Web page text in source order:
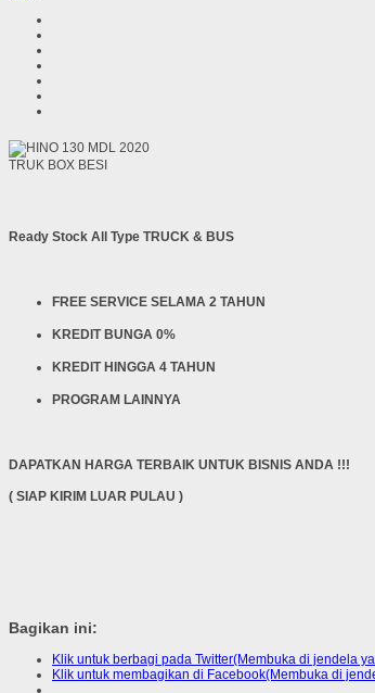
TRUK BOX BESI
Ready Stock All Type TRUCK & BUS
FREE SERVICE SELAMA 2 TAHUN
KREDIT BUNGA 0%
KREDIT HINGGA 4 TAHUN
PROGRAM LAINNYA
DAPATKAN HARGA TERBAIK UNTUK BISNIS ANDA !!!
( SIAP KIRIM LUAR PULAU )
Bagikan ini:
Klik untuk berbagi pada Twitter(Membuka di jendela
Klik untuk membagikan di Facebook(Membuka di